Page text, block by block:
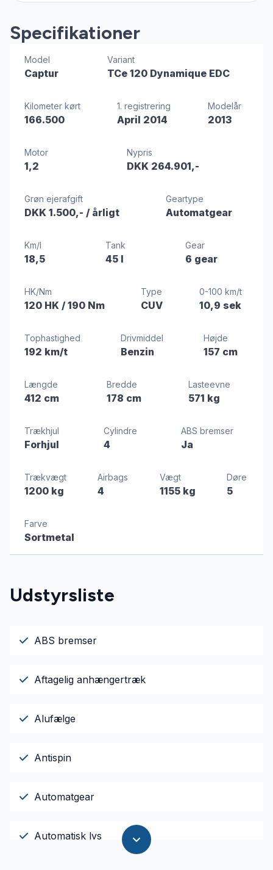
Specifikationer
Model
Captur
Variant
TCe 120 Dynamique EDC
Kilometer kørt
166.500
1. registrering
April 2014
Modelår
2013
Motor
1,2
Nypris
DKK 264.901,-
Grøn ejerafgift
DKK 1.500,- / årligt
Geartype
Automatgear
Km/l
18,5
Tank
45 l
Gear
6 gear
HK/Nm
120 HK / 190 Nm
Type
CUV
0-100 km/t
10,9 sek
Tophastighed
192 km/t
Drivmiddel
Benzin
Højde
157 cm
Længde
412 cm
Bredde
178 cm
Lasteevne
571 kg
Trækhjul
Forhjul
Cylindre
4
ABS bremser
Ja
Trækvægt
1200 kg
Airbags
4
Vægt
1155 kg
Døre
5
Farve
Sortmetal
Udstyrsliste
ABS bremser
Aftagelig anhængertræk
Alufælge
Antispin
Automatgear
Automatisk lys